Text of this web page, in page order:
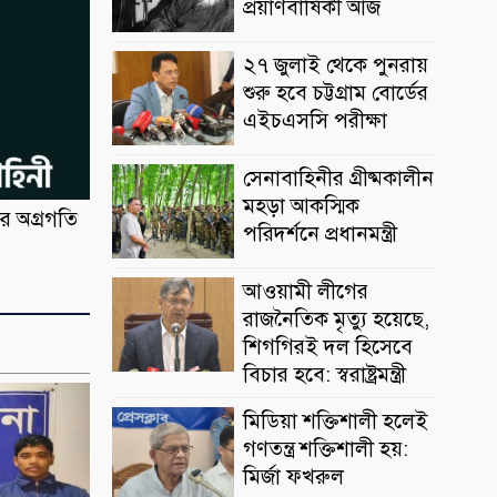
অগ্রগতি
প্রয়াণবার্ষিকী আজ
২৭ জুলাই থেকে পুনরায়
শুরু হবে চট্টগ্রাম বোর্ডের
এইচএসসি পরীক্ষা
সেনাবাহিনীর গ্রীষ্মকালীন
মহড়া আকস্মিক
পরিদর্শনে প্রধানমন্ত্রী
আওয়ামী লীগের
রাজনৈতিক মৃত্যু হয়েছে,
শিগগিরই দল হিসেবে
বিচার হবে: স্বরাষ্ট্রমন্ত্রী
মিডিয়া শক্তিশালী হলেই
গণতন্ত্র শক্তিশালী হয়:
মির্জা ফখরুল